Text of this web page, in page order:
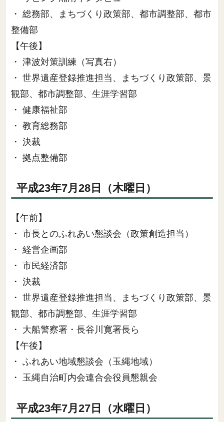
・ 総務部、まちづくり政策部、都市調整部、都市
整備部
【午後】
・ 津波対策訓練（写真右）
・ 世界遺産登録推進担当、まちづくり政策部、景
観部、都市調整部、生涯学習部
・ 健康福祉部
・ 教育総務部
・ 決裁
・ 拠点整備部
平成23年7月28日（木曜日）
【午前】
・ 市長とのふれあい懇談会（政策創造担当）
・ 経営企画部
・ 市民経済部
・ 決裁
・ 世界遺産登録推進担当、まちづくり政策部、景
観部、都市調整部、生涯学習部
・ 大船警察署・長谷川寛署長ら
【午後】
・ ふれあい地域懇談会（玉縄地域）
・ 玉縄自治町内会連合会役員懇親会
平成23年7月27日（水曜日）